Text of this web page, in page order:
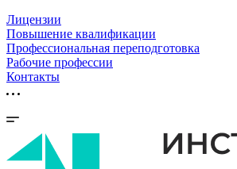
Лицензии
Повышение квалификации
Профессиональная переподготовка
Рабочие профессии
Контакты